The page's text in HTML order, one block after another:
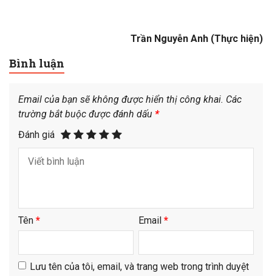
Trần Nguyễn Anh (Thực hiện)
Bình luận
Email của bạn sẽ không được hiển thị công khai. Các
trường bắt buộc được đánh dấu *
Đánh giá
Tên * Email *
Lưu tên của tôi, email, và trang web trong trình duyệt